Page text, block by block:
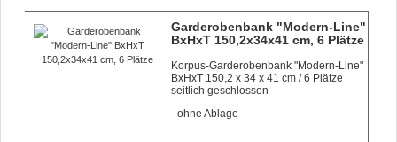
Garderobenbank "Modern-Line"
BxHxT 150,2x34x41 cm, 6 Plätze
Korpus-Garderobenbank "Modern-Line"
BxHxT 150,2 x 34 x 41 cm / 6 Plätze
seitlich geschlossen
- ohne Ablage